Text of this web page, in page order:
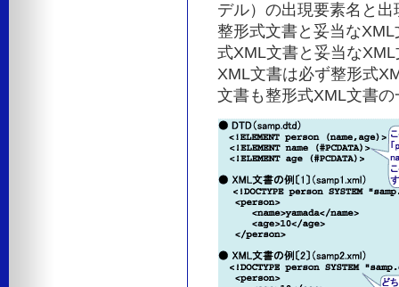
デル）の出現要素名と
整形式文書と妥当な
式XML文書と妥当な
XML文書は必ず整形式
文書も整形式XML文書